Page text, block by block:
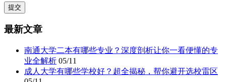
最新文章
南通大学二本有哪些专业？深度剖析让你一看便懂的专
业全解析 05/11
成人大学有哪些学校好？超全揭秘，帮你避开选校雷区